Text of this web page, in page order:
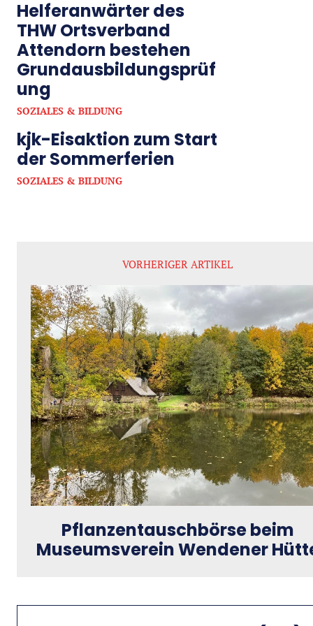
Helferanwärter des
THW Ortsverband
Attendorn bestehen
Grundausbildungsprüf
ung
SOZIALES & BILDUNG
kjk-Eisaktion zum Start
der Sommerferien
SOZIALES & BILDUNG
VORHERIGER ARTIKEL
Pflanzentauschbörse beim
Museumsverein Wendener